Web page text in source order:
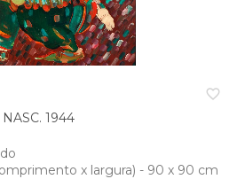
favorite_border
1944
x largura) - 90 x 90 cm